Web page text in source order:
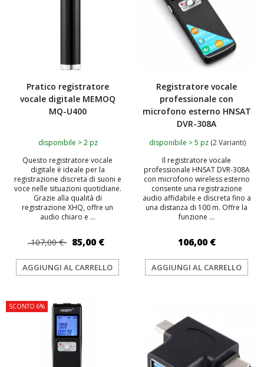
Pratico registratore
vocale digitale MEMOQ
MQ-U400
disponibile > 2 pz
Questo registratore vocale
digitale è ideale per la
registrazione discreta di suoni e
voce nelle situazioni quotidiane.
Grazie alla qualità di
registrazione XHQ, offre un
audio chiaro e ...
107,00 € 85,00 €
AGGIUNGI AL CARRELLO
Registratore vocale
professionale con
microfono esterno HNSAT
DVR-308A
disponibile > 5 pz (2 Varianti)
Il registratore vocale
professionale HNSAT DVR-308A
con microfono wireless esterno
consente una registrazione
audio affidabile e discreta fino a
una distanza di 100 m. Offre la
funzione ...
106,00 €
AGGIUNGI AL CARRELLO
SCONTO 6%